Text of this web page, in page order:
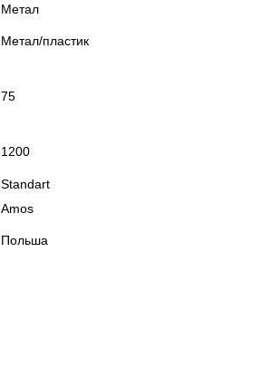
Метал
Метал/пластик
75
1200
Standart
Amos
Польша